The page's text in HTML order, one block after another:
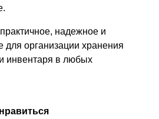
надежное и
организации хранения
инвентаря в любых